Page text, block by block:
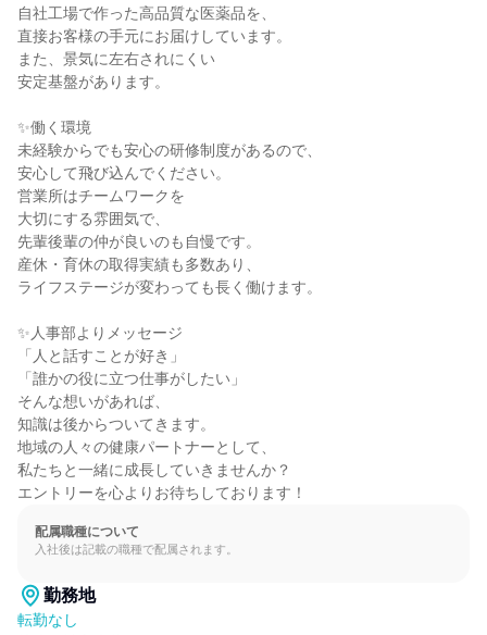
自社工場で作った高品質な医薬品を、
直接お客様の手元にお届けしています。
また、景気に左右されにくい
安定基盤があります。
✨働く環境
未経験からでも安心の研修制度があるので、
安心して飛び込んでください。
営業所はチームワークを
大切にする雰囲気で、
先輩後輩の仲が良いのも自慢です。
産休・育休の取得実績も多数あり、
ライフステージが変わっても長く働けます。
✨人事部よりメッセージ
「人と話すことが好き」
「誰かの役に立つ仕事がしたい」
そんな想いがあれば、
知識は後からついてきます。
地域の人々の健康パートナーとして、
私たちと一緒に成長していきませんか？
エントリーを心よりお待ちしております！
配属職種について
入社後は記載の職種で配属されます。
勤務地
転勤なし